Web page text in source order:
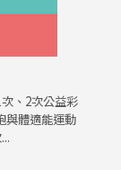
、2次公益彩
與體適能運動